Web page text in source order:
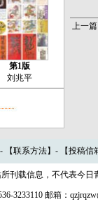
第1版
刘兆平
上一篇
【联系方法】- 【投稿信
刊载信息，不代表今
3233110 邮箱：